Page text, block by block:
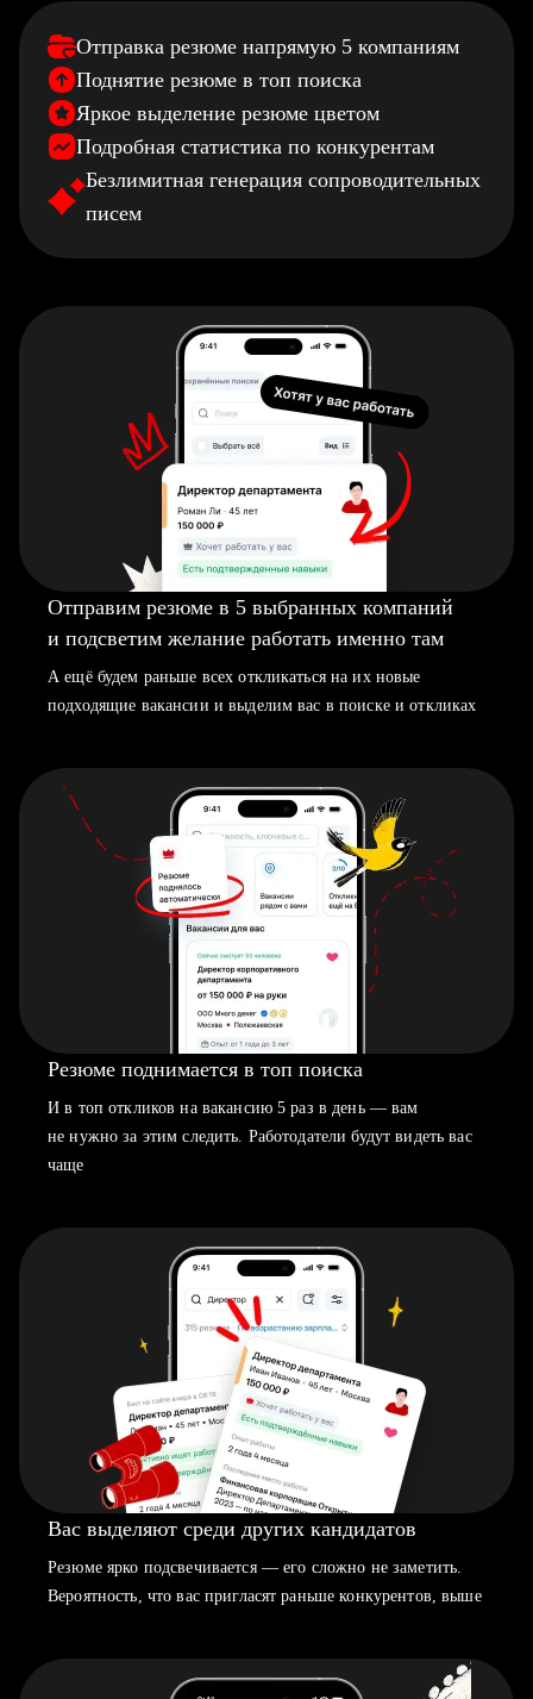
Отправка резюме напрямую 5 компаниям
Поднятие резюме в топ поиска
Яркое выделение резюме цветом
Подробная статистика по конкурентам
Безлимитная генерация сопроводительных
писем
Отправим резюме в 5 выбранных компаний
и подсветим желание работать именно там
А ещё будем раньше всех откликаться на их новые
подходящие вакансии и выделим вас в поиске и откликах
Резюме поднимается в топ поиска
И в топ откликов на вакансию 5 раз в день — вам
не нужно за этим следить. Работодатели будут видеть вас
чаще
Вас выделяют среди других кандидатов
Резюме ярко подсвечивается — его сложно не заметить.
Вероятность, что вас пригласят раньше конкурентов, выше